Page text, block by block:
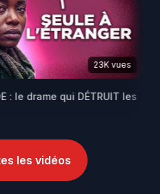
23K vues
drame qui DÉTRUIT les Maris
les vidéos